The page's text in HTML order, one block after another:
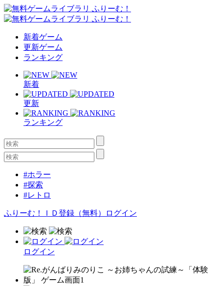
新着ゲーム
更新ゲーム
ランキング
新着
更新
ランキング
#ホラー
#探索
#レトロ
ふりーむ！ＩＤ登録（無料） ログイン
ログイン